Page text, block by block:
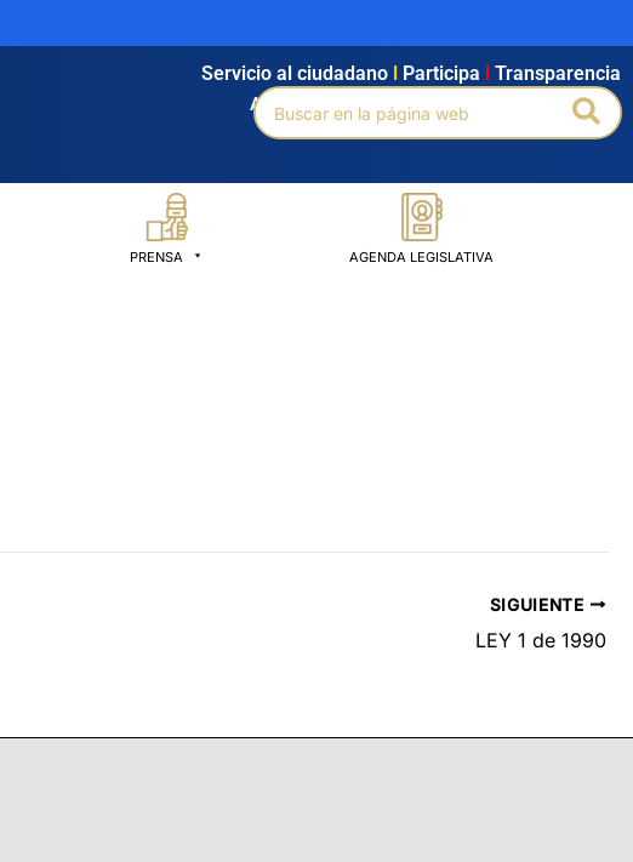
Agendamiento Intranet Búsqueda avanzada
Servicio al ciudadano Participa Transparencia
Buscar
por:
PRENSA AGENDA LEGISLATIVA
SIGUIENTE
LEY 1 de 1990